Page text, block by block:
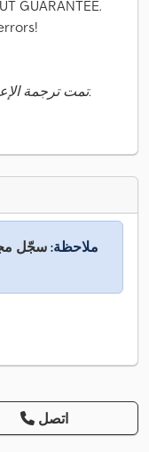
GUARANTEE.
تمت ترجمة الإعلان تلقائيًا. قد تحدث أخطاء في الترجمة.
ملاحظة: سجّل
اتصل